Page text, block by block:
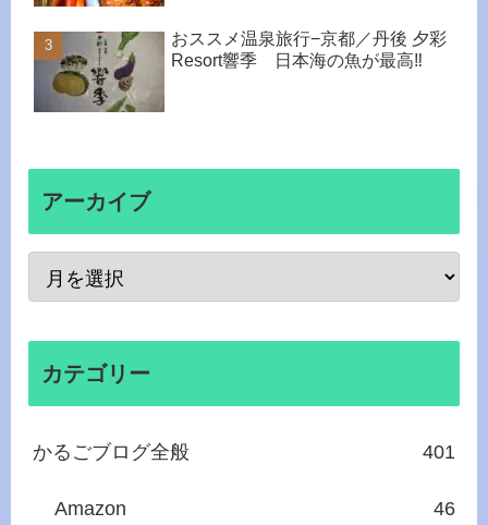
おススメ温泉旅行−京都／丹後 夕彩
Resort響季 日本海の魚が最高‼
アーカイブ
カテゴリー
かるごブログ全般 401
Amazon 46